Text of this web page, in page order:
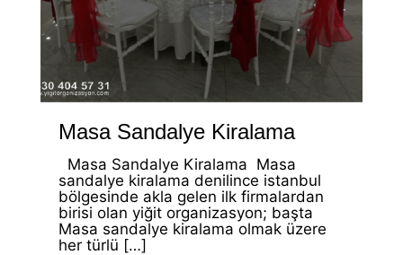
Masa Sandalye Kiralama
Masa Sandalye Kiralama Masa
sandalye kiralama denilince istanbul
bölgesinde akla gelen ilk firmalardan
birisi olan yiğit organizasyon; başta
Masa sandalye kiralama olmak üzere
her türlü […]